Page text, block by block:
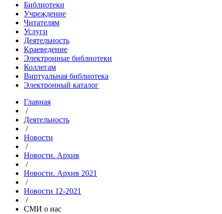
Библиотеки
Учреждение
Читателям
Услуги
Деятельность
Краеведение
Электронные библиотеки
Коллегам
Виртуальная библиотека
Электронный каталог
Главная
/
Деятельность
/
Новости
/
Новости. Архив
/
Новости. Архив 2021
/
Новости 12-2021
/
СМИ о нас